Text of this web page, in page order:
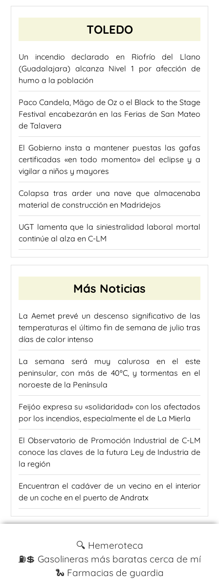
TOLEDO
Un incendio declarado en Riofrío del Llano
(Guadalajara) alcanza Nivel 1 por afección de
humo a la población
Paco Candela, Mägo de Oz o el Black to the Stage
Festival encabezarán en las Ferias de San Mateo
de Talavera
El Gobierno insta a mantener puestas las gafas
certificadas «en todo momento» del eclipse y a
vigilar a niños y mayores
Colapsa tras arder una nave que almacenaba
material de construcción en Madridejos
UGT lamenta que la siniestralidad laboral mortal
continúe al alza en C-LM
Más Noticias
La Aemet prevé un descenso significativo de las
temperaturas el último fin de semana de julio tras
días de calor intenso
La semana será muy calurosa en el este
peninsular, con más de 40ºC, y tormentas en el
noroeste de la Península
Feijóo expresa su «solidaridad» con los afectados
por los incendios, especialmente el de La Mierla
El Observatorio de Promoción Industrial de C-LM
conoce las claves de la futura Ley de Industria de
la región
Encuentran el cadáver de un vecino en el interior
de un coche en el puerto de Andratx
🔍 Hemeroteca
⛽️💲 Gasolineras más baratas cerca de mí
🐍 Farmacias de guardia